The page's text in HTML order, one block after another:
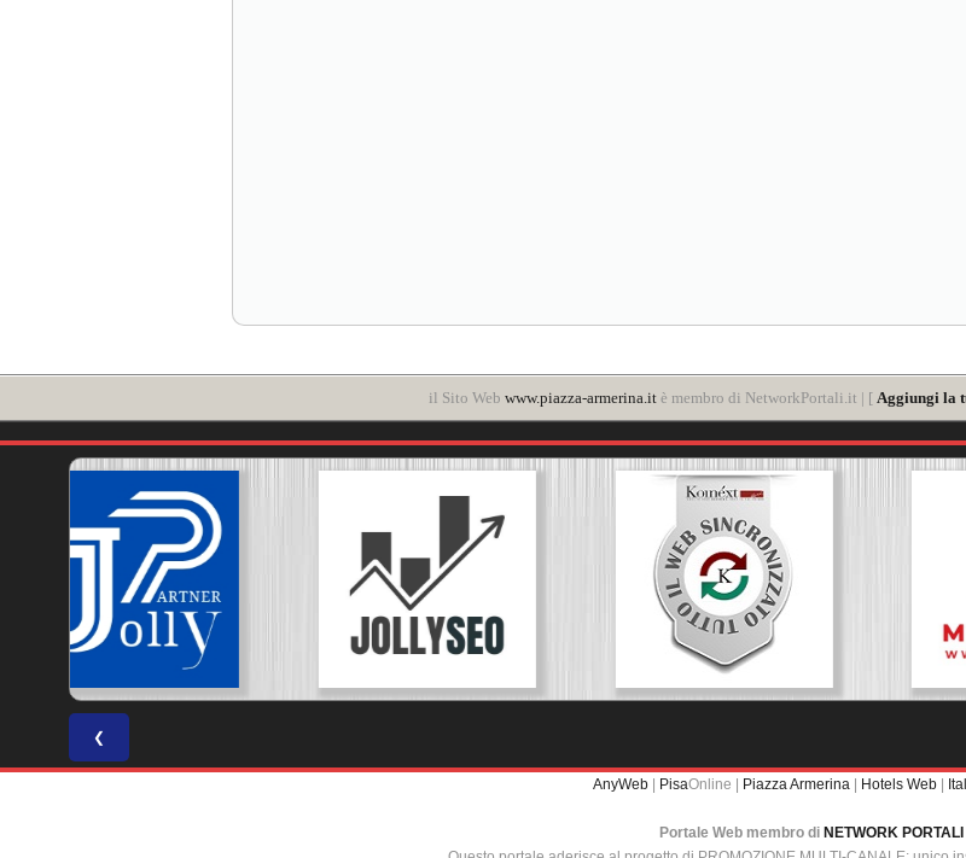
il Sito Web www.piazza-armerina.itè membro di NetworkPortali.it | [ Aggiungi la
❮
AnyWeb | PisaOnline | Piazza Armerina | Hotels Web |
Portale Web membro di NETWORK PORTALI